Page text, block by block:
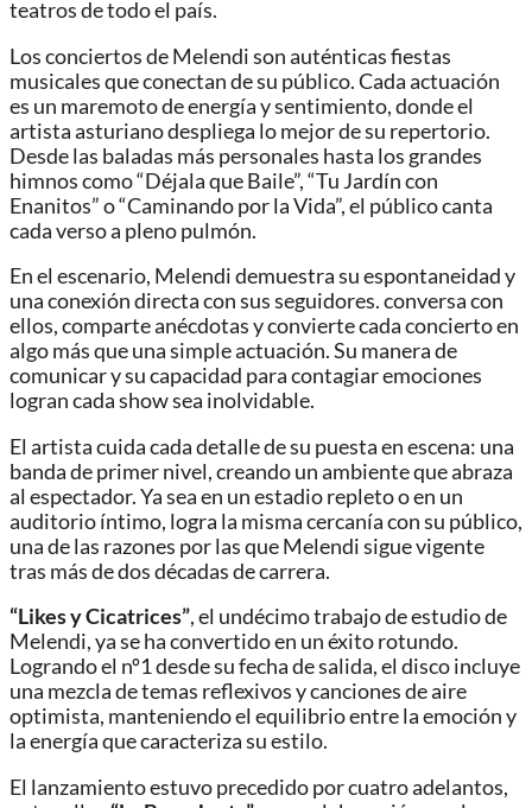
teatros de todo el país.
Los conciertos de Melendi son auténticas fiestas
musicales que conectan de su público. Cada actuación
es un maremoto de energía y sentimiento, donde el
artista asturiano despliega lo mejor de su repertorio.
Desde las baladas más personales hasta los grandes
himnos como “Déjala que Baile”, “Tu Jardín con
Enanitos” o “Caminando por la Vida”, el público canta
cada verso a pleno pulmón.
En el escenario, Melendi demuestra su espontaneidad y
una conexión directa con sus seguidores. conversa con
ellos, comparte anécdotas y convierte cada concierto en
algo más que una simple actuación. Su manera de
comunicar y su capacidad para contagiar emociones
logran cada show sea inolvidable.
El artista cuida cada detalle de su puesta en escena: una
banda de primer nivel, creando un ambiente que abraza
al espectador. Ya sea en un estadio repleto o en un
auditorio íntimo, logra la misma cercanía con su público,
una de las razones por las que Melendi sigue vigente
tras más de dos décadas de carrera.
“Likes y Cicatrices”, el undécimo trabajo de estudio de
Melendi, ya se ha convertido en un éxito rotundo.
Logrando el nº1 desde su fecha de salida, el disco incluye
una mezcla de temas reflexivos y canciones de aire
optimista, manteniendo el equilibrio entre la emoción y
la energía que caracteriza su estilo.
El lanzamiento estuvo precedido por cuatro adelantos,